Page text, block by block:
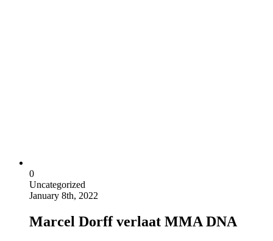
0
Uncategorized
January 8th, 2022
Marcel Dorff verlaat MMA DNA